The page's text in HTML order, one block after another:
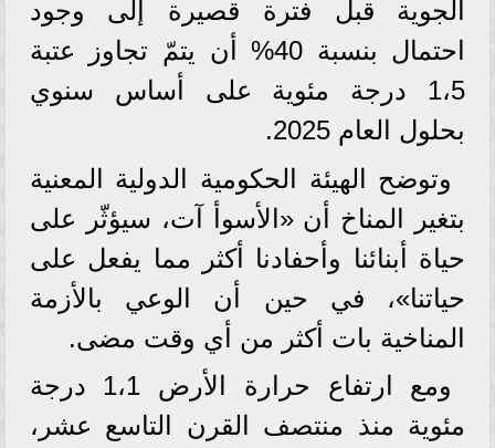
الجوية قبل فترة قصيرة إلى وجود
احتمال بنسبة 40% أن يتمّ تجاوز عتبة
1،5 درجة مئوية على أساس سنوي
بحلول العام 2025.
وتوضح الهيئة الحكومية الدولية المعنية
بتغير المناخ أن «الأسوأ آت، سيؤثّر على
حياة أبنائنا وأحفادنا أكثر مما يفعل على
حياتنا»، في حين أن الوعي بالأزمة
المناخية بات أكثر من أي وقت مضى.
ومع ارتفاع حرارة الأرض 1،1 درجة
مئوية منذ منتصف القرن التاسع عشر،